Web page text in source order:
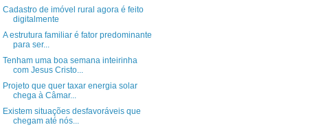
Cadastro de imóvel rural agora é feito
digitalmente
A estrutura familiar é fator predominante
para ser...
Tenham uma boa semana inteirinha
com Jesus Cristo...
Projeto que quer taxar energia solar
chega à Câmar...
Existem situações desfavoráveis que
chegam até nós...